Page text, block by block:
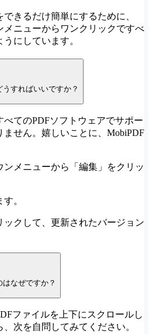
きるだけ簡単にするために、
メニューからワンクリックですべ
にしています。
すればいいですか？
てのPDFソフトウェアでサポー
ません。嬉しいことに、MobiPDF
ンメニューから「編集」をクリッ
。
ックして、更新されたバージョン
なぜですか？
ファイルを上下にスクロールし
次を自問してみてください。